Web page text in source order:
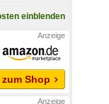
einblenden
zum Shop